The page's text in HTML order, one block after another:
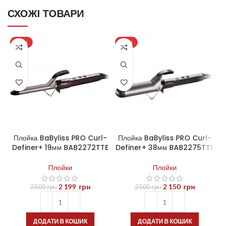
СХОЖІ ТОВАРИ
-12%
Плойка BaByliss PRO Curl-
Definer+ 19мм BAB2272TTE
Плойки
2 500грн 2 199 грн
ДОДАТИ В КОШИК
-14%
Плойка BaByliss PRO Curl-
Definer+ 38мм BAB2275TTE
Плойки
2 500грн 2 150 грн
ДОДАТИ В КОШИК